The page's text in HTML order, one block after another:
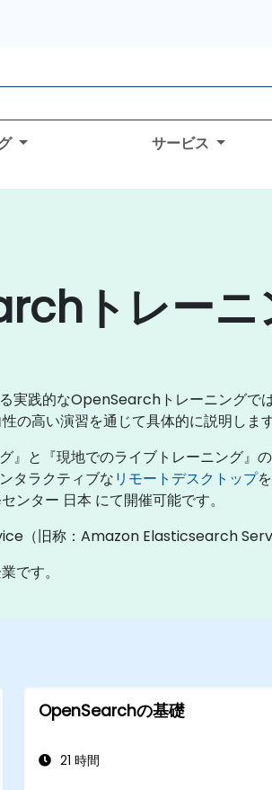
サービス
トレーニ
実践的なOpenSearchトレーニングで
高い演習を通じて具体的に説明します
』と『現地でのライブトレーニング』
タラクティブなリモートデスクトップ
ター 日本 にて開催可能です。
（旧称：Amazon Elasticsearch
です。
OpenSearchの基礎
21 時間